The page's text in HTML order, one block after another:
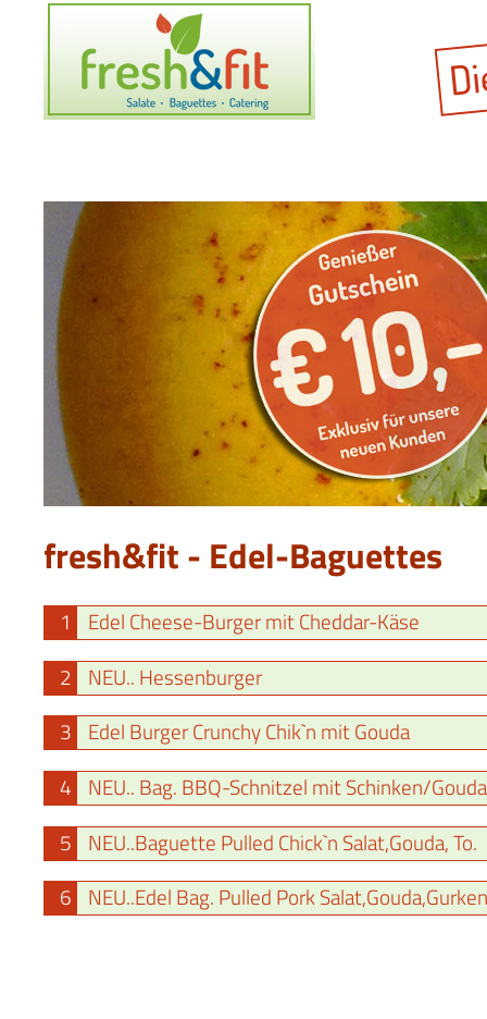
fresh&fit - Edel-Baguettes
1
Edel Cheese-Burger mit Cheddar-Käse
2
NEU.. Hessenburger
3
Edel Burger Crunchy Chik`n mit Gouda
4
NEU.. Bag. BBQ-Schnitzel mit Schinken/Gouda
5
NEU..Baguette Pulled Chick`n Salat,Gouda, To.
6
NEU..Edel Bag. Pulled Pork Salat,Gouda,Gurken